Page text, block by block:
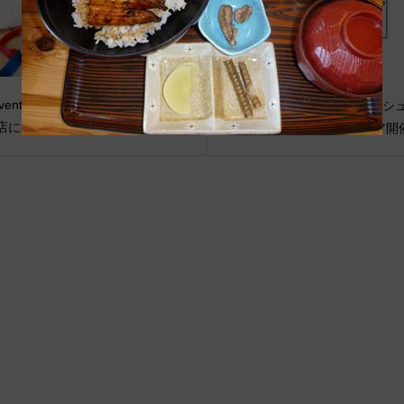
Info●20/3/11～ 日本橋三越
にてJIBフェア開催！
●Event Info●22/7/20～ココシ
ピオレ姫路店にてJIBフェア開